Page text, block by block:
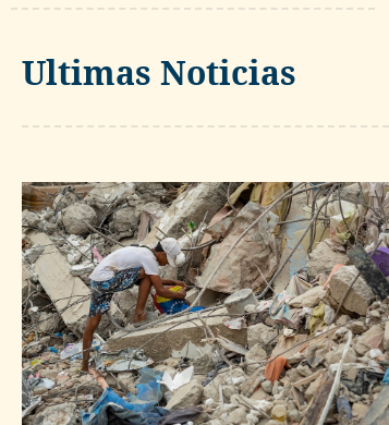
Ultimas Noticias